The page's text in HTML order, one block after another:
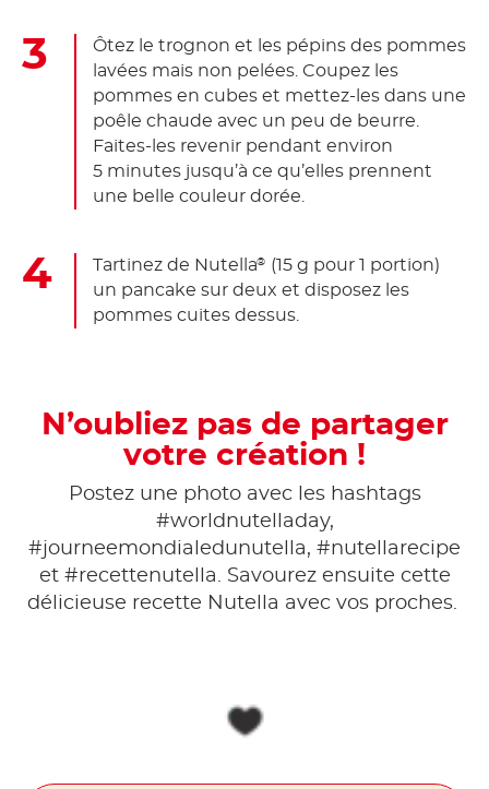
Ôtez le trognon et les pépins des pommes
lavées mais non pelées. Coupez les
pommes en cubes et mettez-les dans une
poêle chaude avec un peu de beurre.
Faites-les revenir pendant environ
5 minutes jusqu’à ce qu’elles prennent
une belle couleur dorée.
Tartinez de Nutella® (15 g pour 1 portion)
un pancake sur deux et disposez les
pommes cuites dessus.
N’oubliez pas de partager
votre création !
Postez une photo avec les hashtags
#worldnutelladay,
#journeemondialedunutella, #nutellarecipe
et #recettenutella. Savourez ensuite cette
délicieuse recette Nutella avec vos proches.